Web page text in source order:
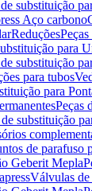
substituição
Aço carbono
Reduções
para
substituição
para tubos
para
Peças
de substituição
de parafuso
Geberit Mepla
Válvulas de